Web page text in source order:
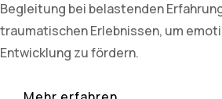
Begleitung bei belastenden
traumatischen Erlebnissen, um
Entwicklung zu fördern.